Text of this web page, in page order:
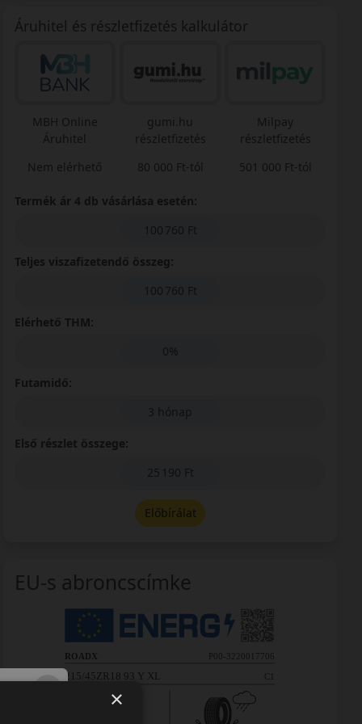
Áruhitel és részletfizetés kalkulátor
MBH Online
Áruhitel
Nem elérhető
gumi.hu
részletfizetés
80 000 Ft-tól
Milpay
részletfizetés
501 000 Ft-tól
Termék ár 4 db vásárlása esetén:
100 760 Ft
Teljes viszafizetendő összeg:
100 760 Ft
Elérhető THM:
0%
Futamidő:
3 hónap
Első részlet összege:
25 190 Ft
Előbírálat
EU-s abroncscímke
×